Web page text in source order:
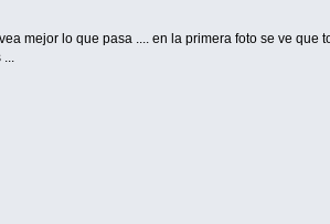
mejor lo que pasa .... en la primera foto se ve
...